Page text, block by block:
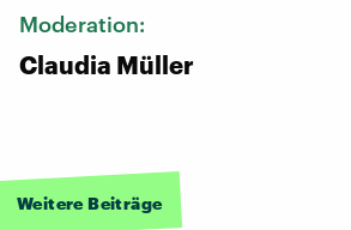
Moderation:
Claudia Müller
Weitere Beiträge